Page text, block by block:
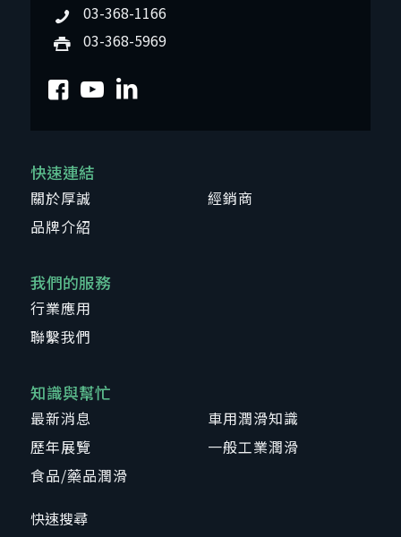
03-368-1166
03-368-5969
快速連結
關於厚誠
品牌介紹
經銷商
我們的服務
行業應用
聯繫我們
知識與幫忙
最新消息
歷年展覽
食品/藥品潤滑
車用潤滑知識
一般工業潤滑